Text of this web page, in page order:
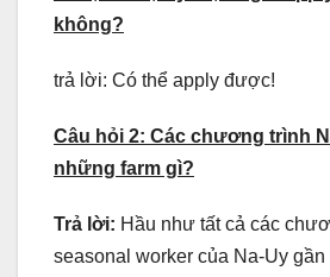
không?
trả lời: Có thể apply được!
Câu hỏi 2: Các chương trình
những farm gì?
Trả lời: Hầu như tất cả các
seasonal worker của Na-Uy